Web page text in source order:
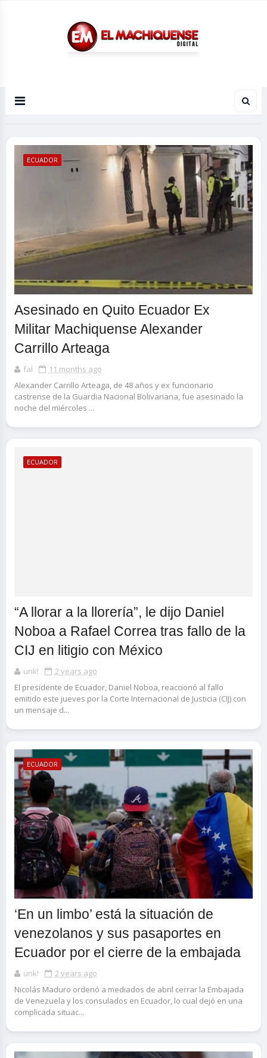
ECUADOR
Asesinado en Quito Ecuador Ex
Militar Machiquense Alexander
Carrillo Arteaga
fal
11 months ago
​Alexander Carrillo Arteaga, de 48 años y ex funcionario
castrense de la Guardia Nacional Bolivariana, fue asesinado la
noche del miércoles ...
ECUADOR
“A llorar a la llorería”, le dijo Daniel
Noboa a Rafael Correa tras fallo de la
CIJ en litigio con México
unk!
2 years ago
El presidente de Ecuador, Daniel Noboa, reaccionó al fallo
emitido este jueves por la Corte Internacional de Justicia (CIJ) con
un mensaje d...
ECUADOR
‘En un limbo’ está la situación de
venezolanos y sus pasaportes en
Ecuador por el cierre de la embajada
unk!
2 years ago
Nicolás Maduro ordenó a mediados de abril cerrar la Embajada
de Venezuela y los consulados en Ecuador, lo cual dejó en una
complicada situac...